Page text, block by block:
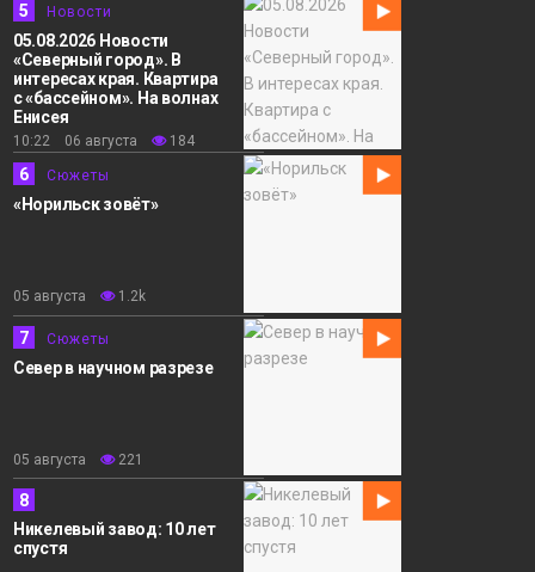
5 Новости
05.08.2026 Новости
«Северный город». В
интересах края. Квартира
с «бассейном». На волнах
Енисея
10:22 06 августа 184
6 Сюжеты
«Норильск зовёт»
05 августа 1.2k
7 Сюжеты
Север в научном разрезе
05 августа 221
8
Никелевый завод: 10 лет
спустя